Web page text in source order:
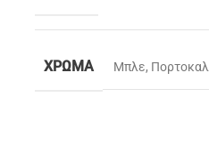
ΧΡΏΜΑ Μπλε,